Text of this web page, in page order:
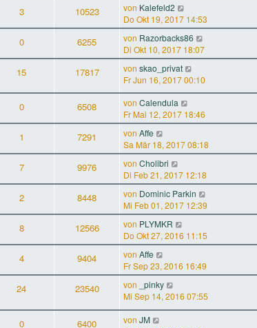
3 10523 von Kalefeld2
Do Okt 19, 2017 14:53
0 6255 von Razorbacks86
Di Okt 10, 2017 18:07
15 17817 von skao_privat
Fr Jun 16, 2017 00:10
0 6508 von Calendula
Fr Mai 12, 2017 18:46
1 7291 von Affe
Sa Mär 18, 2017 08:18
7 9976 von Cholibri
Di Feb 21, 2017 12:18
2 8448 von Dominic Parkin
Mi Feb 01, 2017 12:39
8 12566 von PLYMKR
Do Okt 27, 2016 11:15
4 9404 von Affe
Fr Sep 23, 2016 16:49
24 23540 von
_pinky
Mi Sep 14, 2016 07:55
0 6400 von JM